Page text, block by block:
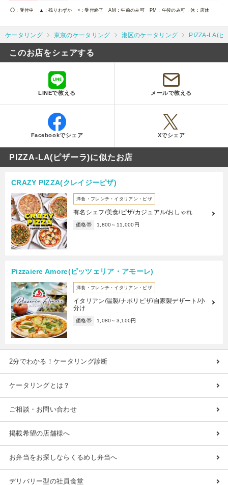
◯ ：受付中 ▲ ：残りわずか ×：受付終了 AM ：午前のみ可 PM ：午後のみ可 休 ：店休
ケータリング 東京のケータリング 港区のケータリング PIZZA-LA(ピ
このお店をシェアする
LINEで教える メールで教える
Facebookでシェア Xでシェア
PIZZA-LA(ピザーラ)に似たお店
CRAZY PIZZA(クレイジーピザ)
洋食・フレンチ・イタリアン・ピザ
有名シェフ/美食/ピザ/カジュアル/おしゃれ
価格帯 1,800～11,000円
Pizzaiere Amore(ピッツェリア・アモーレ)
洋食・フレンチ・イタリアン・ピザ
イタリアン/温製/ナポリピザ/自家製デザート/小
分け
価格帯 1,080～3,100円
2分でわかる！ケータリング診断
ケータリングとは？
ご相談・お問い合わせ
掲載希望の店舗様へ
お弁当をお探しならくるめし弁当へ
デリバリー型の社員食堂